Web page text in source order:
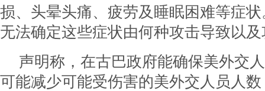
损、头晕头痛、疲劳及睡眠困难等症
无法确定这些症状由何种攻击导致以
声明称，在古巴政府能确保美外交
可能减少可能受伤害的美外交人员人